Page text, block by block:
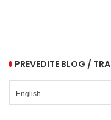
PREVEDITE BLOG /